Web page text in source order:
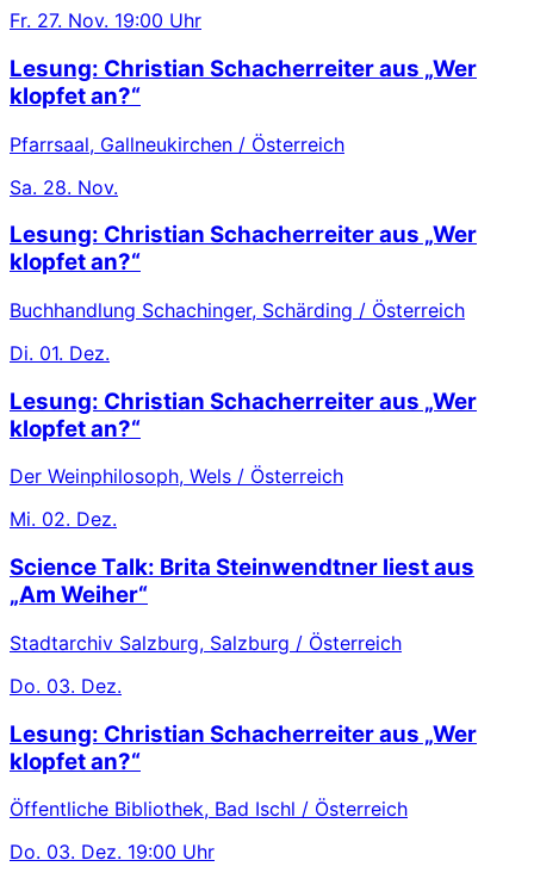
Fr. 27. Nov. 19:00 Uhr
Lesung: Christian Schacherreiter aus „Wer
klopfet an?“
Pfarrsaal, Gallneukirchen / Österreich
Sa. 28. Nov.
Lesung: Christian Schacherreiter aus „Wer
klopfet an?“
Buchhandlung Schachinger, Schärding / Österreich
Di. 01. Dez.
Lesung: Christian Schacherreiter aus „Wer
klopfet an?“
Der Weinphilosoph, Wels / Österreich
Mi. 02. Dez.
Science Talk: Brita Steinwendtner liest aus
„Am Weiher“
Stadtarchiv Salzburg, Salzburg / Österreich
Do. 03. Dez.
Lesung: Christian Schacherreiter aus „Wer
klopfet an?“
Öffentliche Bibliothek, Bad Ischl / Österreich
Do. 03. Dez. 19:00 Uhr